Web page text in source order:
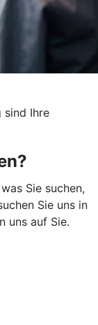
sind Ihre
Sie suchen,
Sie uns in
uns auf Sie.